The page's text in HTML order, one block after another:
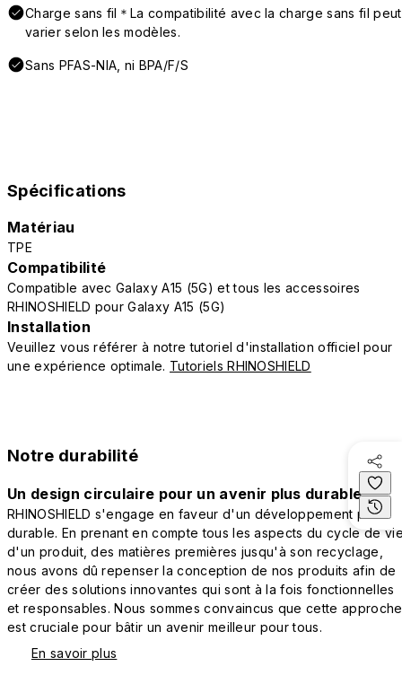
Charge sans fil＊La compatibilité avec la charge sans fil peut
varier selon les modèles.
Sans PFAS-NIA, ni BPA/F/S
Spécifications
Matériau
TPE
Compatibilité
Compatible avec Galaxy A15 (5G) et tous les accessoires
RHINOSHIELD pour Galaxy A15 (5G)
Installation
Veuillez vous référer à notre tutoriel d'installation officiel pour
une expérience optimale. Tutoriels RHINOSHIELD
Notre durabilité
Un design circulaire pour un avenir plus durable
RHINOSHIELD s'engage en faveur d'un développement plus
durable. En prenant en compte tous les aspects du cycle de
d'un produit, des matières premières jusqu'à son recyclage,
nous avons dû repenser la conception de nos produits afin de
créer des solutions innovantes qui sont à la fois fonctionnelles
et responsables. Nous sommes convaincus que cette approche
est cruciale pour bâtir un avenir meilleur pour tous.
En savoir plus